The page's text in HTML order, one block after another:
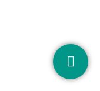
starzbet